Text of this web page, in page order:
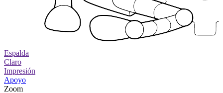
Espalda
Claro
Impresión
Apoyo
Zoom